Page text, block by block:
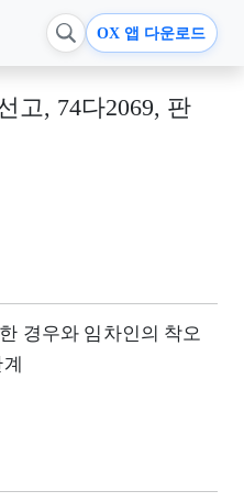
OX 앱 다운로드
고, 74다2069, 판
경우와 임차인의 착오